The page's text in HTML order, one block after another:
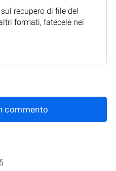
recupero di file del
formati, fatecele nei
commento